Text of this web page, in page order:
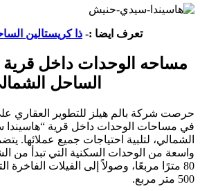
تعرف ايضا :- ذا كريستالين
مساحه الوحدات داخل
الساحل
حرصت شركة بالم هيلز للتطوير العقاري
في مساحات الوحدات داخل قرية
الشمالي، لتلبية احتياجات جميع عملائها.
واسعة من الوحدات السكنية التي تبدأ من
80 مترًا مربعًا، وصولاً إلى الفيلات
500 متر مربع.